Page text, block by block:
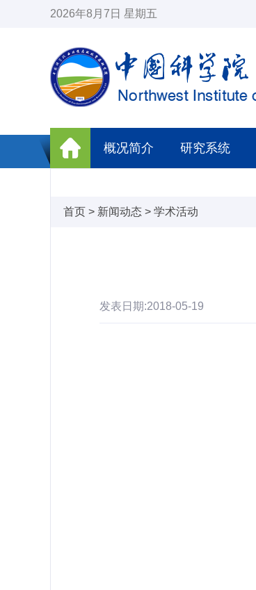
2026年8月7日 星期五
概况简介 研究系统
首页 > 新闻动态 > 学术活动
发表日期:2018-05-19